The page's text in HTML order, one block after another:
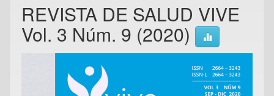
REVISTA DE SALUD VIVE
Vol. 3 Núm. 9 (2020)